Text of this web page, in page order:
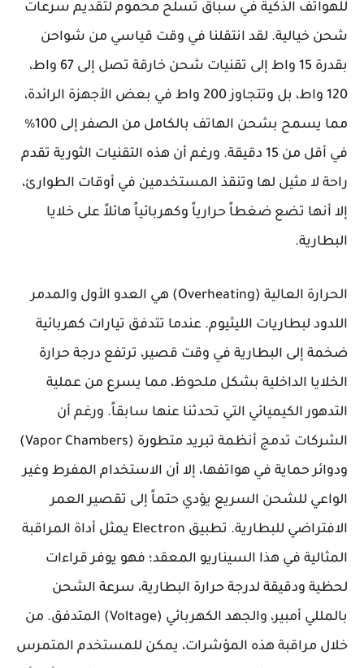
للهواتف الذكية في سباق تسلح محموم لتقديم سرعات
شحن خيالية. لقد انتقلنا في وقت قياسي من شواحن
بقدرة 15 واط إلى تقنيات شحن خارقة تصل إلى 67 واط،
120 واط، بل وتتجاوز 200 واط في بعض الأجهزة الرائدة،
مما يسمح بشحن الهاتف بالكامل من الصفر إلى 100%
في أقل من 15 دقيقة. ورغم أن هذه التقنيات الثورية تقدم
راحة لا مثيل لها وتنقذ المستخدمين في أوقات الطوارئ،
إلا أنها تضع ضغطاً حرارياً وكهربائياً هائلاً على خلايا
البطارية.
الحرارة العالية (Overheating) هي العدو الأول والمدمر
اللدود لبطاريات الليثيوم. عندما تتدفق تيارات كهربائية
ضخمة إلى البطارية في وقت قصير، ترتفع درجة حرارة
الخلايا الداخلية بشكل ملحوظ، مما يسرع من عملية
التدهور الكيميائي التي تحدثنا عنها سابقاً. ورغم أن
الشركات تدمج أنظمة تبريد متطورة (Vapor Chambers)
ودوائر حماية في هواتفها، إلا أن الاستخدام المفرط وغير
الواعي للشحن السريع يؤدي حتماً إلى تقصير العمر
الافتراضي للبطارية. تطبيق Electron يمثل أداة المراقبة
المثالية في هذا السيناريو المعقد؛ فهو يوفر قراءات
لحظية ودقيقة لدرجة حرارة البطارية، سرعة الشحن
بالمللي أمبير، والجهد الكهربائي (Voltage) المتدفق. من
خلال مراقبة هذه المؤشرات، يمكن للمستخدم المتمرس